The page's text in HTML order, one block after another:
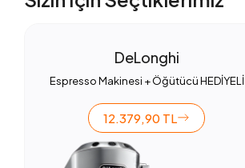
DeLonghi
Espresso Makinesi + Öğütücü HEDİYELİ
12.379,90 TL